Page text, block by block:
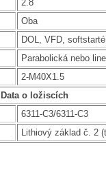
2.8
Oba
DOL, VFD,
Parabolická nebo
2-M40X1.5
Data o ložiscích
6311-C3/6311-C3
Lithiový základ č. 2